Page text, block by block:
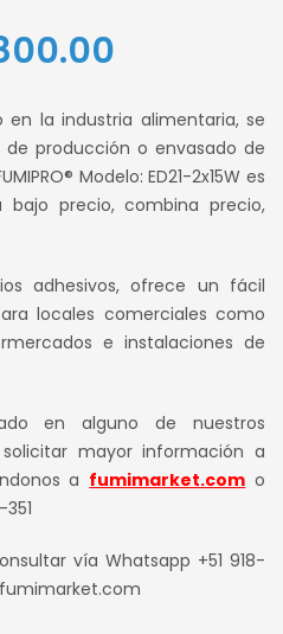
actual
es:
en la industria alimentaria, se
producción o envasado de
Modelo: ED21-2x15W es
precio, combina precio,
adhesivos, ofrece un fácil
locales comerciales como
e instalaciones de
en alguno de nuestros
mayor información a
a fumimarket.com o
vía Whatsapp +51 918-